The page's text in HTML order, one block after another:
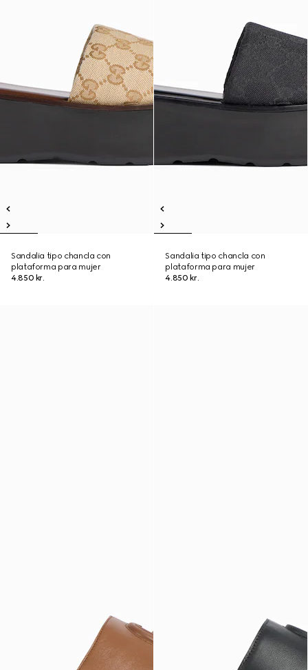
Sandalia tipo chancla con
plataforma para mujer
4.850 kr.
Sandalia tipo chancla con
plataforma para mujer
4.850 kr.